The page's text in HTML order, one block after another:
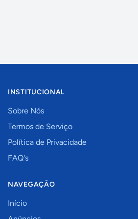
INSTITUCIONAL
Sobre Nós
Termos de Serviço
Política de Privacidade
FAQ's
NAVEGAÇÃO
Início